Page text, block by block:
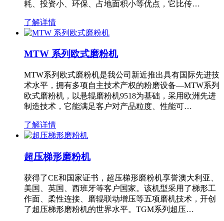
耗、投资小、环保、占地面积小等优点，它比传…
了解详情
MTW 系列欧式磨粉机
MTW系列欧式磨粉机是我公司新近推出具有国际先进技
术水平，拥有多项自主技术产权的粉磨设备—MTW系列
欧式磨粉机，以悬辊磨粉机9518为基础，采用欧洲先进
制造技术，它能满足客户对产品粒度、性能可…
了解详情
超压梯形磨粉机
获得了CE和国家证书，超压梯形磨粉机享誉澳大利亚、
美国、英国、西班牙等客户国家。该机型采用了梯形工
作面、柔性连接、磨辊联动增压等五项磨机技术，开创
了超压梯形磨粉机的世界水平。TGM系列超压…